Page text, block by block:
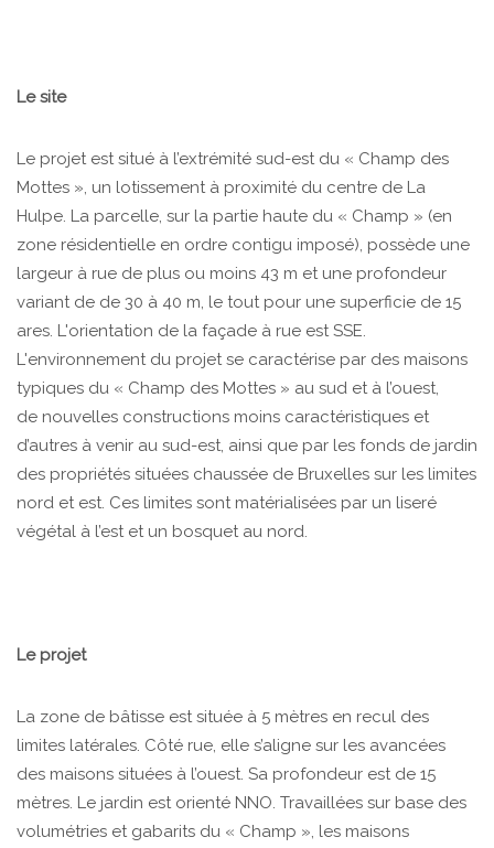
Le site
Le projet est situé à l’extrémité sud-est du « Champ des
Mottes », un lotissement à proximité du centre de La
Hulpe. La parcelle, sur la partie haute du « Champ » (en
zone résidentielle en ordre contigu imposé), possède une
largeur à rue de plus ou moins 43 m et une profondeur
variant de de 30 à 40 m, le tout pour une superficie de 15
ares. L'orientation de la façade à rue est SSE.
L'environnement du projet se caractérise par des maisons
typiques du « Champ des Mottes » au sud et à l’ouest,
de nouvelles constructions moins caractéristiques et
d’autres à venir au sud-est, ainsi que par les fonds de jardin
des propriétés situées chaussée de Bruxelles sur les limites
nord et est. Ces limites sont matérialisées par un liseré
végétal à l’est et un bosquet au nord.
Le projet
La zone de bâtisse est située à 5 mètres en recul des
limites latérales. Côté rue, elle s’aligne sur les avancées
des maisons situées à l’ouest. Sa profondeur est de 15
mètres. Le jardin est orienté NNO. Travaillées sur base des
volumétries et gabarits du « Champ », les maisons